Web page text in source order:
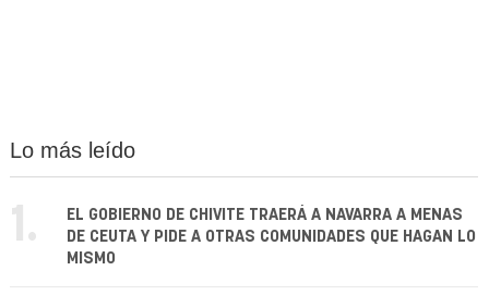
Lo más leído
1.
EL GOBIERNO DE CHIVITE TRAERÁ A NAVARRA A MENAS
DE CEUTA Y PIDE A OTRAS COMUNIDADES QUE HAGAN LO
MISMO